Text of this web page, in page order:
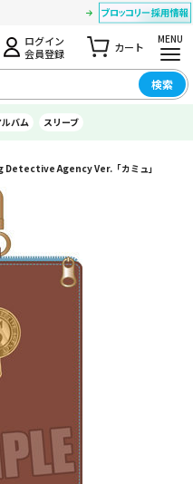
ログイン
会員登録
カート
MENU
検索
バム スリーブ
Detective Agency Ver.「カミュ」